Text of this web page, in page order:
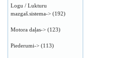
Logu / Lukturu
mazgaš.sistema-> (192)
Motora daļas-> (123)
Piederumi-> (113)